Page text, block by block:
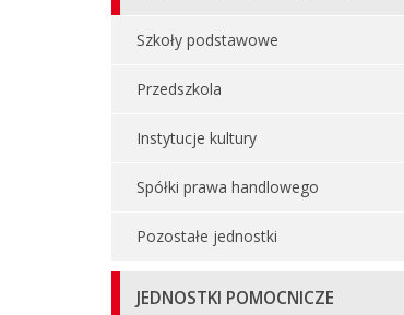
Szkoły podstawowe
Przedszkola
Instytucje kultury
Spółki prawa handlowego
Pozostałe jednostki
JEDNOSTKI POMOCNICZE